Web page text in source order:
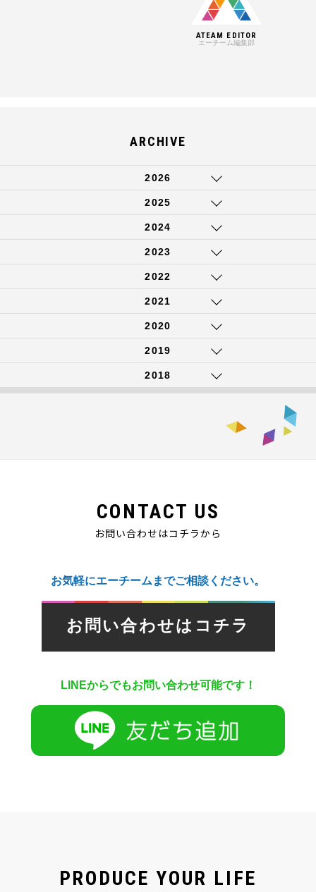
ATEAM EDITOR
エーチーム編集部
ARCHIVE
2026
2025
2024
2023
2022
2021
2020
2019
2018
CONTACT US
お問い合わせはコチラから
お気軽にエーチームまでご相談ください。
お問い合わせはコチラ
LINEからでもお問い合わせ可能です！
PRODUCE YOUR LIFE